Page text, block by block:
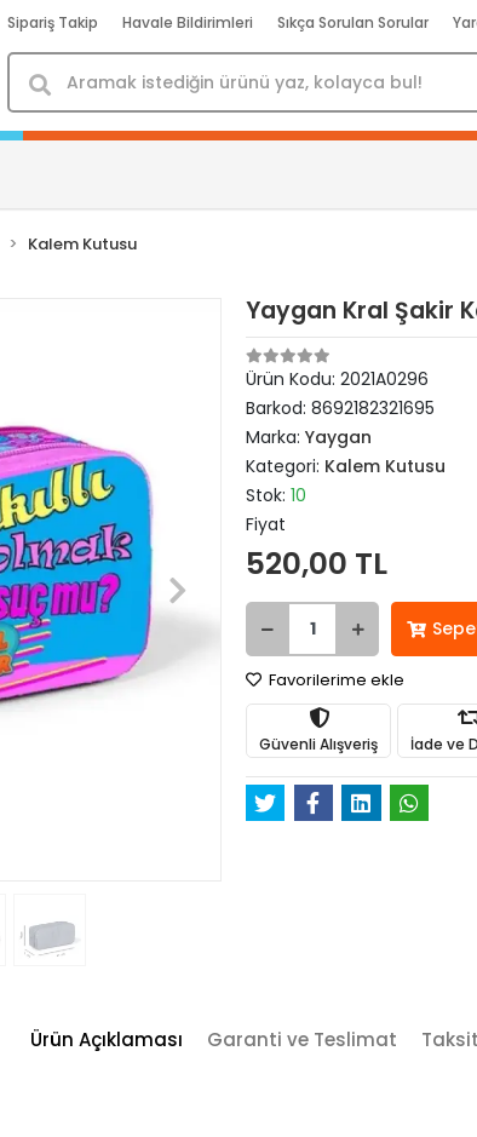
Sipariş Takip Havale Bildirimleri Sıkça Sorulan Sorular
Kalem Kutusu
Yaygan Kral Şakir
Ürün Kodu:2021A0296
Barkod:8692182321695
Marka:Yaygan
Kategori: Kalem Kutusu
Stok:10
Fiyat
520,00 TL
Favorilerime ekle
Güvenli Alışveriş İade ve
Ürün Açıklaması Garanti ve Teslimat